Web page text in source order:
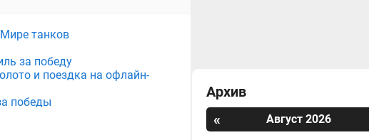
танков
за победу
и поездка на офлайн-
победы
Архив
«
Август 2026